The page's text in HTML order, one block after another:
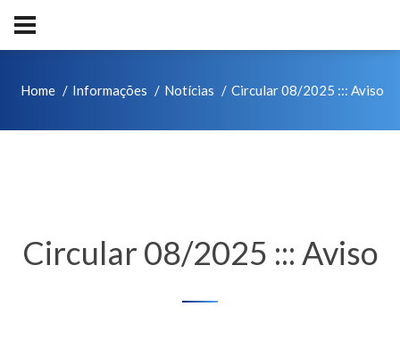
Home Informações Notícias Circular 08/2025 ::: Aviso
Circular 08/2025 ::: Aviso